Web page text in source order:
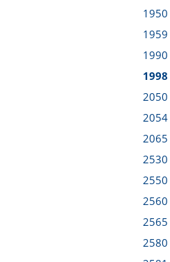
1950
1959
1990
1998
2050
2054
2065
2530
2550
2560
2565
2580